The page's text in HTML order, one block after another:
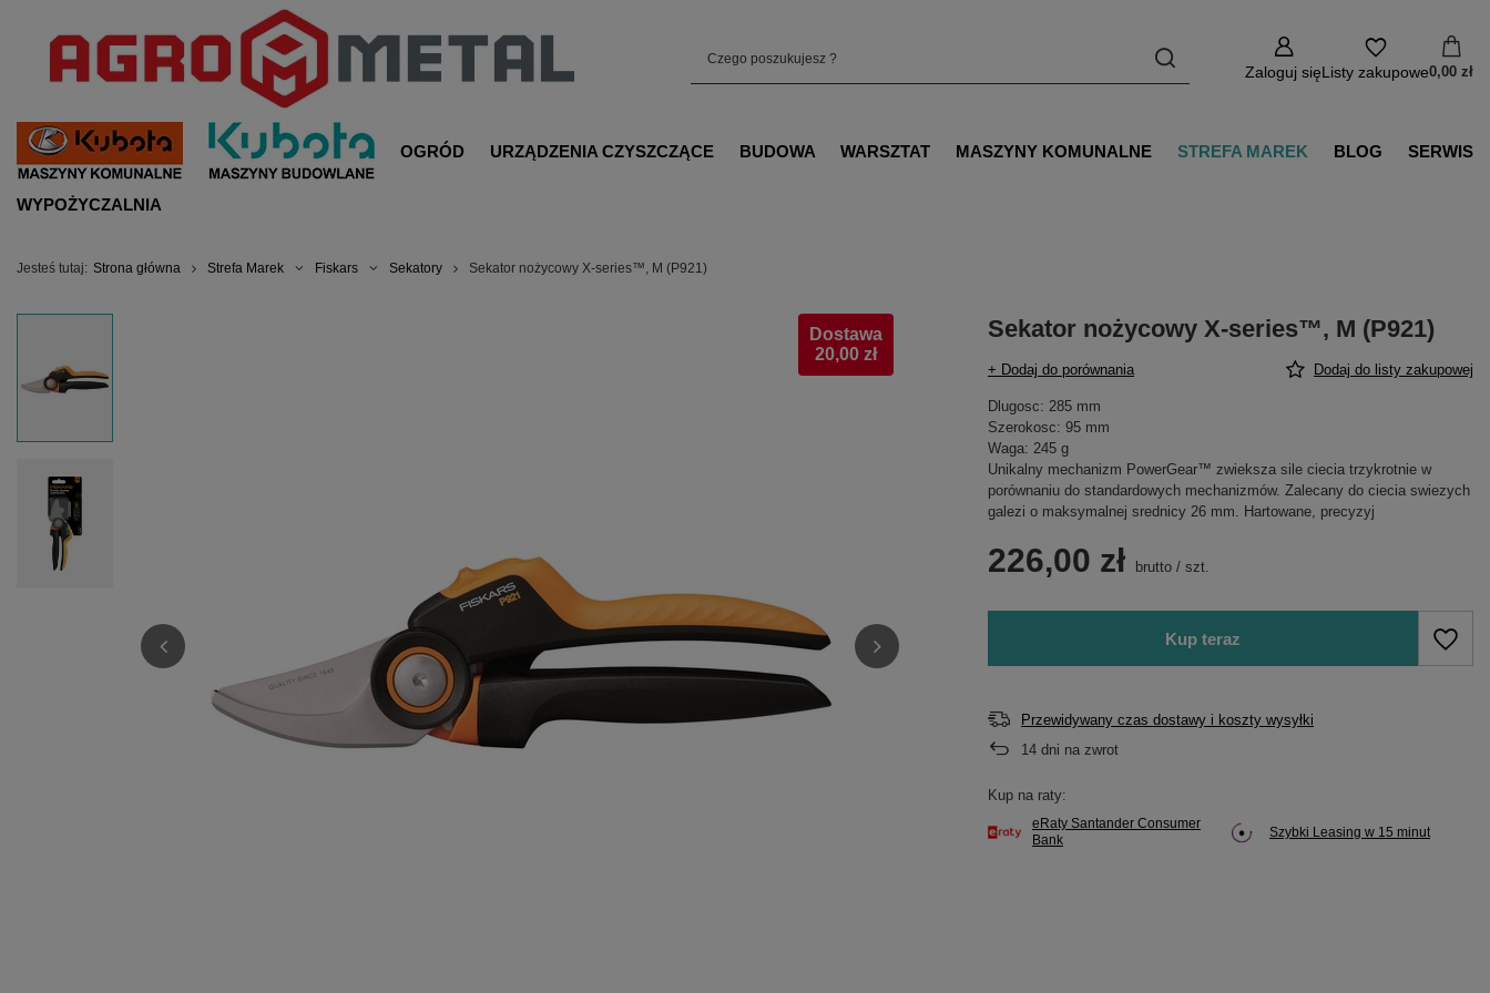
Zaloguj sięListy zakupowe0,00 zł
OGRÓD URZĄDZENIA CZYSZCZĄCE BUDOWA WARSZTAT MASZYNY KOMUNALNE STREFA MAREK BLOG SERWIS
WYPOŻYCZALNIA
Jesteś tutaj: Strona główna Strefa Marek Fiskars Sekatory Sekator nożycowy X-series™, M (P921)
Dostawa
20,00 zł
Sekator nożycowy X-series™, M (P921)
+ Dodaj do porównania Dodaj do listy zakupowej
Dlugosc: 285 mm
Szerokosc: 95 mm
Waga: 245 g
Unikalny mechanizm PowerGear™ zwieksza sile ciecia trzykrotnie w
porównaniu do standardowych mechanizmów. Zalecany do ciecia swiezych
galezi o maksymalnej srednicy 26 mm. Hartowane, precyzyj
226,00 zł brutto /szt.
Kup teraz
Przewidywany czas dostawy i koszty wysyłki
14 dni na zwrot
Kup na raty:
eRaty Santander Consumer
Bank
Szybki Leasing w 15 minut